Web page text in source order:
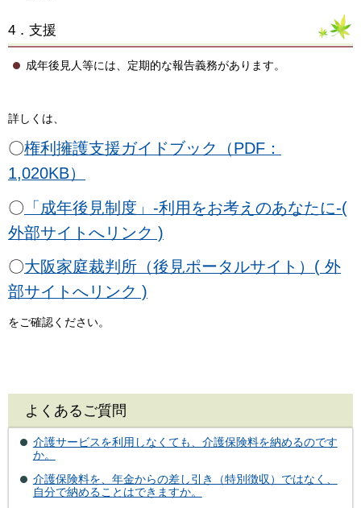
4．支援
成年後見人等には、定期的な報告義務があります。
詳しくは、
〇権利擁護支援ガイドブック（PDF：
1,020KB）
〇 「成年後見制度」-利用をお考えのあなたに-(
外部サイトへリンク )
〇大阪家庭裁判所（後見ポータルサイト）( 外
部サイトへリンク )
をご確認ください。
よくあるご質問
介護サービスを利用しなくても、介護保険料を納めるのです
か。
介護保険料を、年金からの差し引き（特別徴収）ではなく、
自分で納めることはできますか。